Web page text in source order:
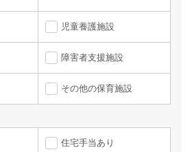
児童養護施設
障害者支援施設
その他の保育施設
住宅手当あり